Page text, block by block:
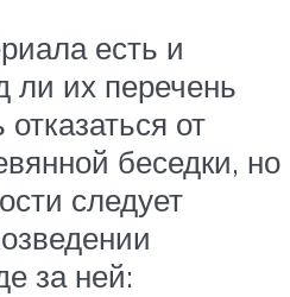
есть и
ли их перечень
от
беседки, но
следует
за ней: